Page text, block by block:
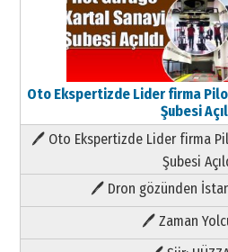
Oto Ekspertizde Lider firma
Şubesi
🖊 Oto Ekspertizde Lider firma
Şubesi
🖊 Dron gözünden
🖊 Zaman